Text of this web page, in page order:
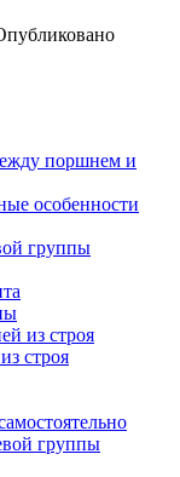
поршнем и
особенности
группы
из строя
строя
группы